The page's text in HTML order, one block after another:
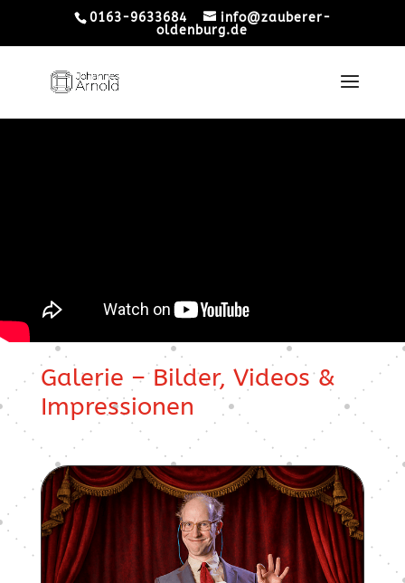
0163-9633684
info@zauberer-
oldenburg.de
Galerie – Bilder, Videos &
Impressionen